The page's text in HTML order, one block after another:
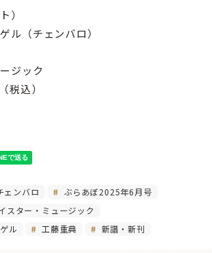
）
ル（チェンバロ）
ジック
税込）
ェンバロ
ぶらあぼ2025年6月号
スター・ミュージック
ル
工藤重典 新譜・新刊